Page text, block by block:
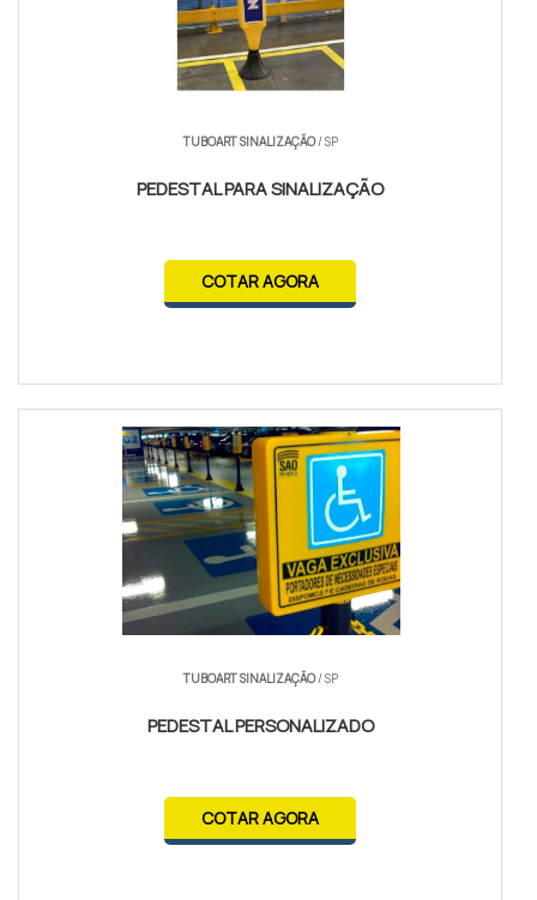
TUBOART SINALIZAÇÃO/ SP
PEDESTAL PARA SINALIZAÇÃO
COTAR AGORA
TUBOART SINALIZAÇÃO/ SP
PEDESTAL PERSONALIZADO
COTAR AGORA